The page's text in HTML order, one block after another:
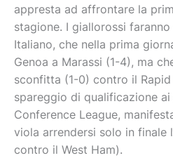
appresta ad affrontare la
stagione. I giallorossi
Italiano, che nella prima
Genoa a Marassi (1-4), ma
sconfitta (1-0) contro il Rapid
spareggio di qualificazione
Conference League,
viola arrendersi solo in finale
contro il West Ham).